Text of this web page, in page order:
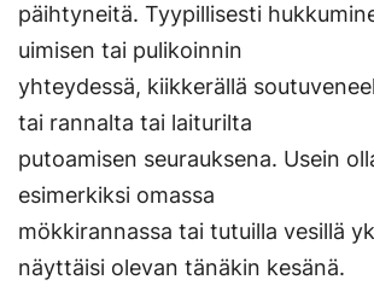
päihtyneitä. Tyypillisesti
uimisen tai pulikoinnin
yhteydessä, kiikkerällä
tai rannalta tai laiturilta
putoamisen seurauksena. Usein
esimerkiksi omassa
mökkirannassa tai tutuilla vesillä
näyttäisi olevan tänäkin kesänä.